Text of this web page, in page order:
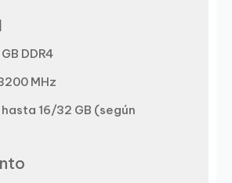
DDR4
MHz
16/32 GB (según